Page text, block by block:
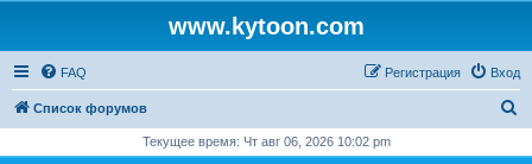
www.kytoon.com
FAQ Вход
Регистрация
Список форумов
Текущее время: Чт авг 06, 2026 10:02 pm